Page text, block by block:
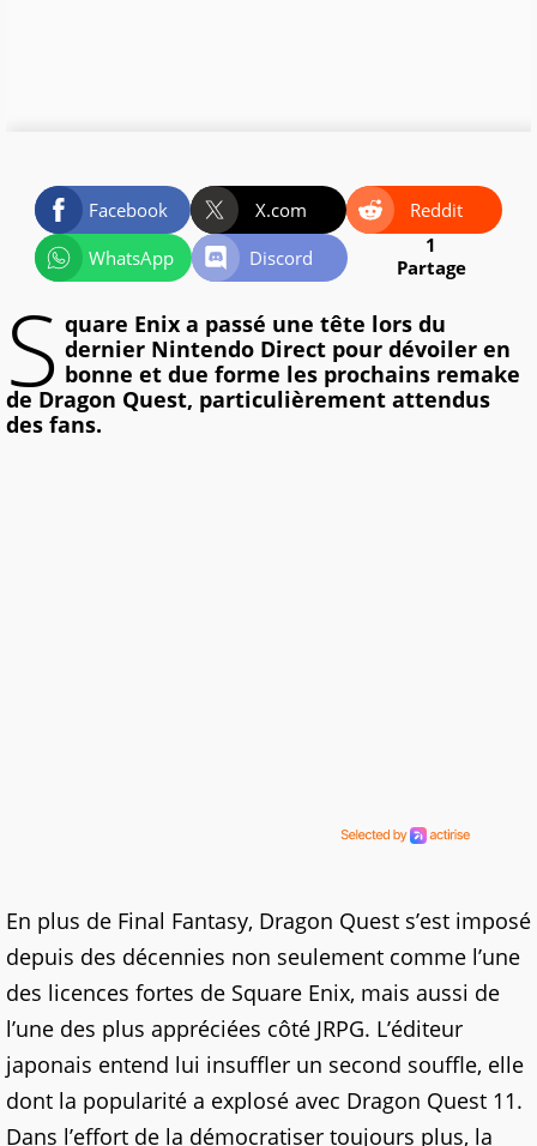
Facebook X.com
Reddit
WhatsApp
Discord
1
Partage
S quare Enix a passé une tête lors du
dernier Nintendo Direct pour dévoiler en
bonne et due forme les prochains remake
de Dragon Quest, particulièrement attendus
des fans.
En plus de Final Fantasy, Dragon Quest s’est imposé
depuis des décennies non seulement comme l’une
des licences fortes de Square Enix, mais aussi de
l’une des plus appréciées côté JRPG. L’éditeur
japonais entend lui insuffler un second souffle, elle
dont la popularité a explosé avec Dragon Quest 11.
Dans l’effort de la démocratiser toujours plus, la